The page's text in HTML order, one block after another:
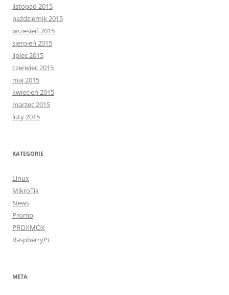
listopad 2015
październik 2015
wrzesień 2015
sierpień 2015
lipiec 2015
czerwiec 2015
maj 2015
kwiecień 2015
marzec 2015
luty 2015
KATEGORIE
Linux
MikroTik
News
Promo
PROXMOX
RaspberryPi
META